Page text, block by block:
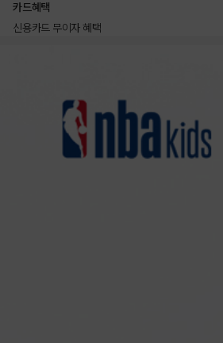
카드혜택
신용카드 무이자 혜택